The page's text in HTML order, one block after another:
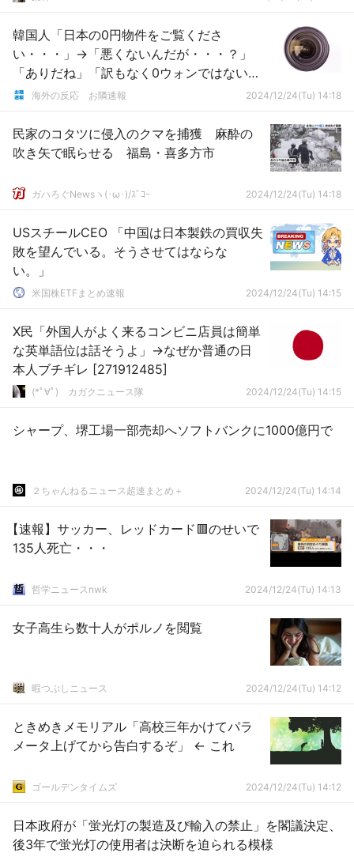
韓国人「日本の0円物件をご覧くださ
い・・・」→「悪くないんだが・・・？」
「ありだね」「訳もなく0ウォンではない」
「あいつらの家は本当に冬がヤバく見える
海外の反応 お隣速報 2024/12/24(Tu) 14:18
民家のコタツに侵入のクマを捕獲 麻酔の
吹き矢で眠らせる 福島・喜多方市
ガハろぐNewsヽ(･ω･)/ｽﾞｺｰ 2024/12/24(Tu) 14:18
USスチールCEO 「中国は日本製鉄の買収失
敗を望んでいる。そうさせてはならな
い。」
米国株ETFまとめ速報 2024/12/24(Tu) 14:15
X民「外国人がよく来るコンビニ店員は簡単
な英単語位は話そうよ」→なぜか普通の日
本人ブチギレ [271912485]
(*ﾟ∀ﾟ)ゞカガクニュース隊 2024/12/24(Tu) 14:15
シャープ、堺工場一部売却へソフトバンクに1000億円で
２ちゃんねるニュース超速まとめ＋ 2024/12/24(Tu) 14:14
【速報】サッカー、レッドカード🟥のせいで
135人死亡・・・
哲学ニュースnwk 2024/12/24(Tu) 14:13
女子高生ら数十人がポルノを閲覧
暇つぶしニュース 2024/12/24(Tu) 14:12
ときめきメモリアル「高校三年かけてパラ
メータ上げてから告白するぞ」 ← これ
ゴールデンタイムズ 2024/12/24(Tu) 14:12
日本政府が「蛍光灯の製造及び輸入の禁止」を閣議決定、
後3年で蛍光灯の使用者は決断を迫られる模様